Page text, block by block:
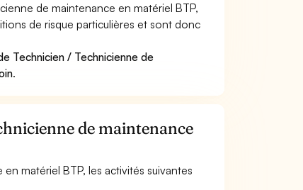
de maintenance en matériel BTP,
de risque particulières et sont donc
Technicien / Technicienne de
.
de maintenance
matériel BTP, les activités suivantes